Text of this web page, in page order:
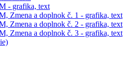
- grafika, text
Zmena a doplnok č. 1 - grafika, text
Zmena a doplnok č. 2 - grafika, text
Zmena a doplnok č. 3 - grafika, text